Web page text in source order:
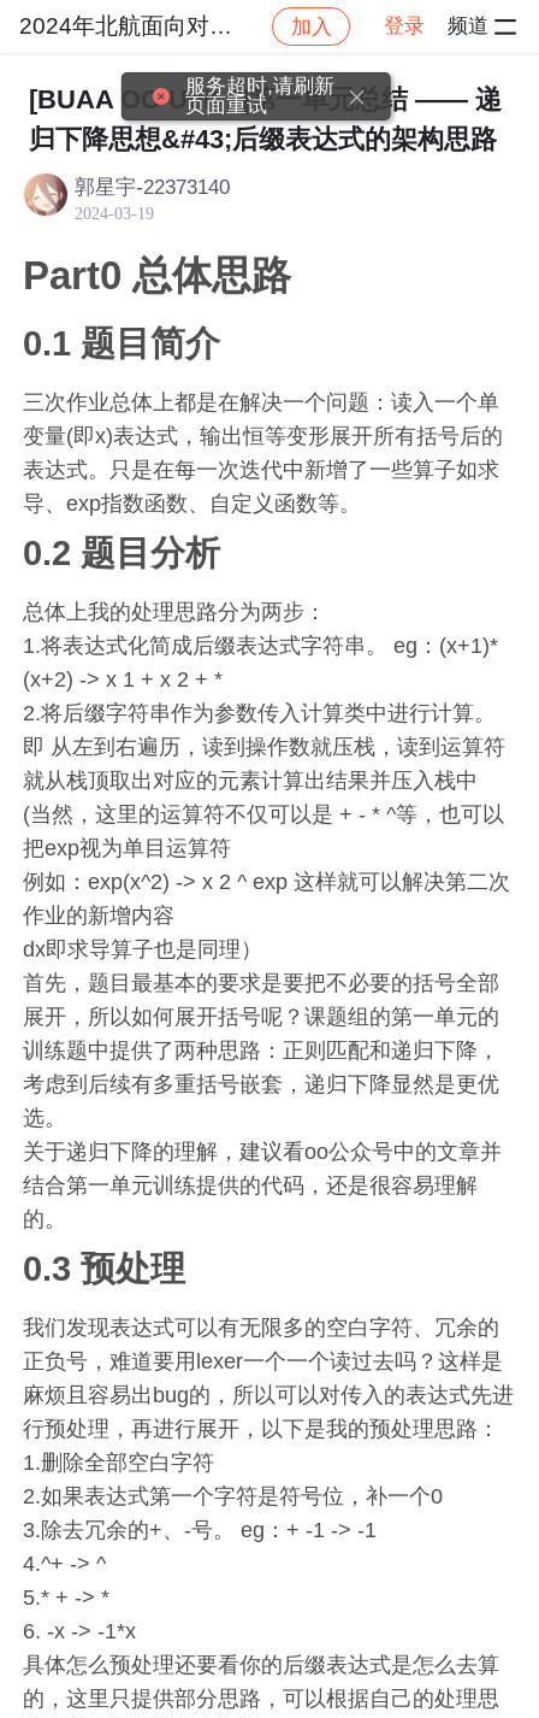
2024年北航面向对象设计与构造 加入 登录 频道
社区 2024年北航面向对象设计与构造 作业提交
[BUAA OO Unit 1]第一单元总结 —— 递
归下降思想&#43;后缀表达式的架构思路
郭星宇-22373140
2024-03-19
Part0 总体思路
0.1 题目简介
三次作业总体上都是在解决一个问题：读入一个单
变量(即x)表达式，输出恒等变形展开所有括号后的
表达式。只是在每一次迭代中新增了一些算子如求
导、exp指数函数、自定义函数等。
0.2 题目分析
总体上我的处理思路分为两步：
1.将表达式化简成后缀表达式字符串。 eg：(x+1)*
(x+2) -> x 1 + x 2 + *
2.将后缀字符串作为参数传入计算类中进行计算。
即 从左到右遍历，读到操作数就压栈，读到运算符
就从栈顶取出对应的元素计算出结果并压入栈中
(当然，这里的运算符不仅可以是 + - * ^等，也可以
把exp视为单目运算符
例如：exp(x^2) -> x 2 ^ exp 这样就可以解决第二次
作业的新增内容
dx即求导算子也是同理）
首先，题目最基本的要求是要把不必要的括号全部
展开，所以如何展开括号呢？课题组的第一单元的
训练题中提供了两种思路：正则匹配和递归下降，
考虑到后续有多重括号嵌套，递归下降显然是更优
选。
关于递归下降的理解，建议看oo公众号中的文章并
结合第一单元训练提供的代码，还是很容易理解
的。
0.3 预处理
我们发现表达式可以有无限多的空白字符、冗余的
正负号，难道要用lexer一个一个读过去吗？这样是
麻烦且容易出bug的，所以可以对传入的表达式先进
行预处理，再进行展开，以下是我的预处理思路：
1.删除全部空白字符
2.如果表达式第一个字符是符号位，补一个0
3.除去冗余的+、-号。 eg：+ -1 -> -1
4.^+ -> ^
5.* + -> *
6. -x -> -1*x
具体怎么预处理还要看你的后缀表达式是怎么去算
的，这里只提供部分思路，可以根据自己的处理思
服务超时,请刷新
页面重试